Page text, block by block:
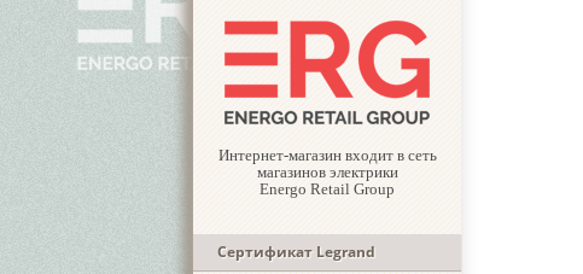
Интернет-магазин входит в сеть
магазинов электрики
Energo Retail Group
Сертификат Legrand